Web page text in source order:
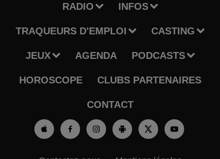
RADIO INFOS
TRAQUEURS D'EMPLOI CASTING
JEUX AGENDA PODCASTS
HOROSCOPE CLUBS PARTENAIRES
CONTACT